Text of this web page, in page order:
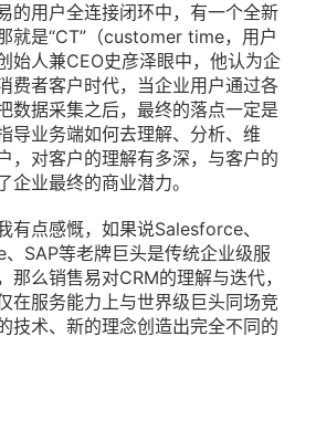
的用户全连接闭环中，有一个全新
就是“CT”（customer time，用户
始人兼CEO史彦泽眼中，他认为企
费者客户时代，当企业用户通过各
数据采集之后，最终的落点一定是
导业务端如何去理解、分析、维
，对客户的理解有多深，与客户的
企业最终的商业潜力。
有点感慨，如果说Salesforce、
SAP等老牌巨头是传统企业级服
那么销售易对CRM的理解与迭代，
在服务能力上与世界级巨头同场竞
技术、新的理念创造出完全不同的